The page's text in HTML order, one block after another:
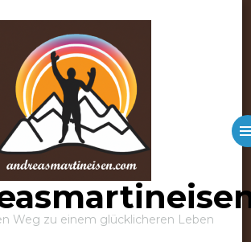
Weg zu einem glücklicheren Leben